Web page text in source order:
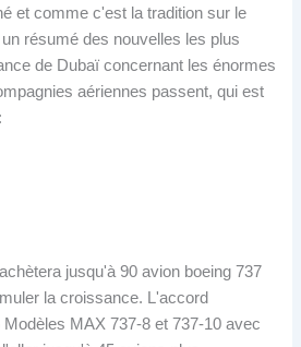
et comme c'est la tradition sur le
résumé des nouvelles les plus
de Dubaï concernant les énormes
aériennes passent, qui est
jusqu'à 90 avion boeing 737
la croissance. L'accord
MAX 737-8 et 737-10 avec